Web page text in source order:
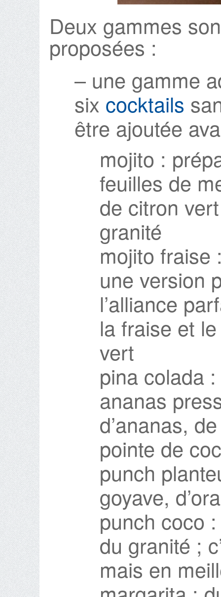
Deux gammes
proposées :
– une gamme
six cocktails
être ajoutée
mojito :
feuilles de
de citron
granité
mojito fraise
une version
l’alliance
la fraise et
vert
pina colada
ananas
d’ananas,
pointe de
punch
goyave,
punch coco
du granité ;
mais en